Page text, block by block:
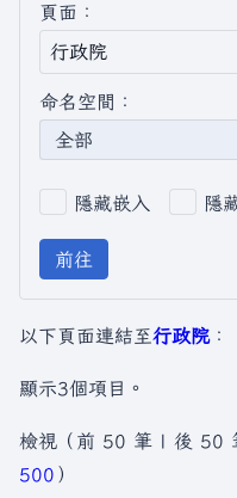
頁面：
命名空間：
全部
隱藏嵌入 隱
前往
以下頁面連結至行政院：
顯示3個項目。
檢視（ 前 50 筆 | 後 50
500 ）